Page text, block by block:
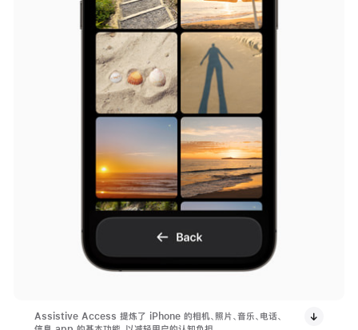
Assistive Access 提炼了 iPhone 的相机、照片、音乐、电话、